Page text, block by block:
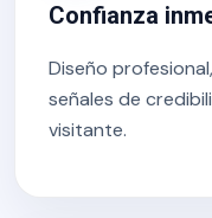
Confianza
Diseño
señales de
visitante.